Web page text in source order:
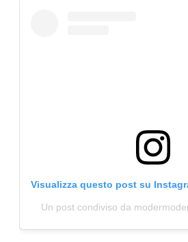
Visualizza questo post su
Un post condiviso da